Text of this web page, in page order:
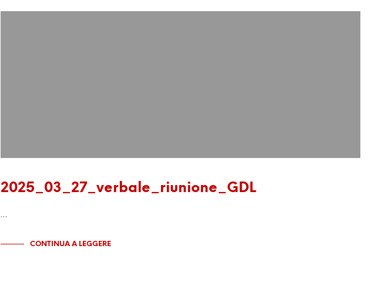
2025_03_27_verbale_riunione_GDL
…
CONTINUA A LEGGERE